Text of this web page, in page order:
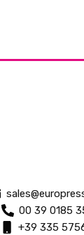
00 39 0185
+39 335